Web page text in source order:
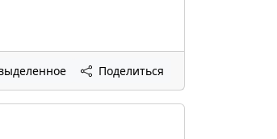
Поделиться